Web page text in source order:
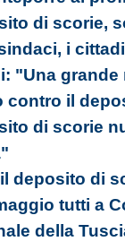
di scorie,
i
"Una
contro il
di scorie
deposito di
tutti a
della